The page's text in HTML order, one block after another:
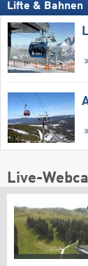
Lifte & Bahnen
Live-